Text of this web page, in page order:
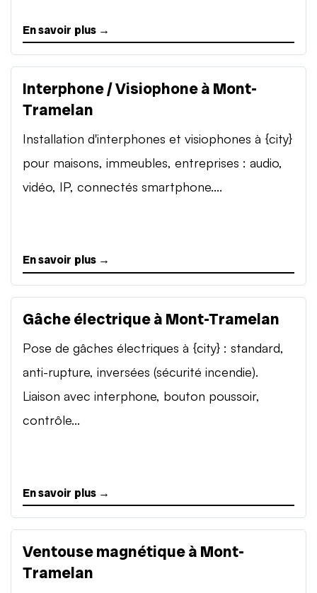
En savoir plus →
Interphone / Visiophone à Mont-
Tramelan
Installation d'interphones et visiophones à {city}
pour maisons, immeubles, entreprises : audio,
vidéo, IP, connectés smartphone....
En savoir plus →
Gâche électrique à Mont-Tramelan
Pose de gâches électriques à {city} : standard,
anti-rupture, inversées (sécurité incendie).
Liaison avec interphone, bouton poussoir,
contrôle...
En savoir plus →
Ventouse magnétique à Mont-
Tramelan